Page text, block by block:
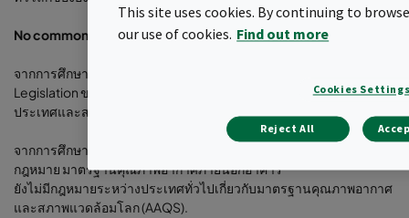
No common legal framework
จากการศึกษาล่าสุด The First Global Assessment of Air Pollution
Legislation ของสหประชาชาตินำเสนอกฎหมายคุณภาพอากาศใน 194
ประเทศและสหภาพยุโรป.
จากการศึกษาพบว่า 1 ใน 3 ประเทศทั้งหมดในโลกไม่มีอำนาจทาง
กฎหมาย มาตรฐานคุณภาพอากาศภายนอกอาคาร
ยังไม่มีกฎหมายระหว่างประเทศทั่วไปเกี่ยวกับมาตรฐานคุณภาพอากาศ
และสภาพแวดล้อมโลก (AAQS).
This site uses cookies. By continuing to
our use of cookies. Find out more
Cookies
Reject All